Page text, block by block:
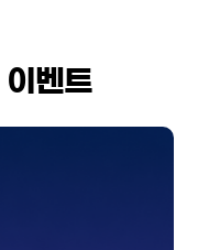
이벤트